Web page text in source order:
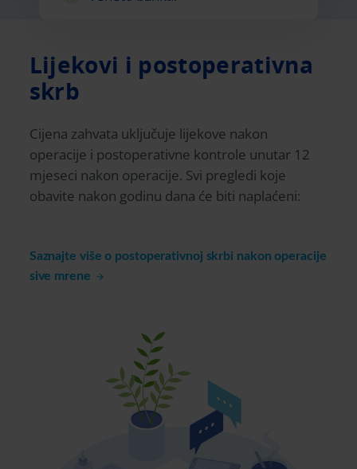
Lijekovi i postoperativna
skrb
Cijena zahvata uključuje lijekove nakon
operacije i postoperativne kontrole unutar 12
mjeseci nakon operacije. Svi pregledi koje
obavite nakon godinu dana će biti naplaćeni:
Saznajte više o postoperativnoj skrbi nakon operacije
sive mrene